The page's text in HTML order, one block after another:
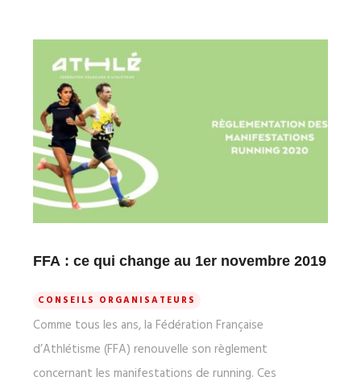
FFA : ce qui change au 1er novembre 2019
CONSEILS ORGANISATEURS
Comme tous les ans, la Fédération Française
d’Athlétisme (FFA) renouvelle son règlement
concernant les manifestations de running. Ces